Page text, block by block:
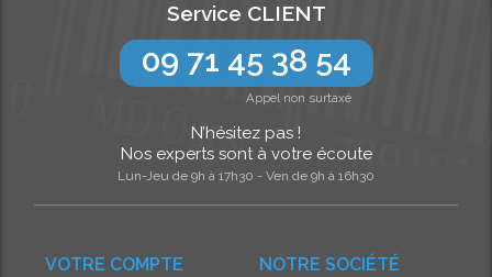
NOTRE SOCIÉTÉ
VOTRE COMPTE
Service CLIENT
09 71 45 38 54
Appel non surtaxé
N’hésitez pas !
Nos experts sont à votre écoute
Lun-Jeu de 9h à 17h30 - Ven de 9h à 16h30